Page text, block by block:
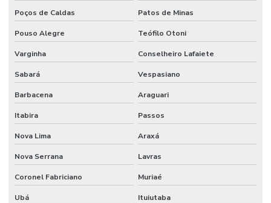
Poços de Caldas Patos de Minas
Pouso Alegre Teófilo Otoni
Varginha Conselheiro Lafaiete
Sabará Vespasiano
Barbacena Araguari
Itabira Passos
Nova Lima Araxá
Nova Serrana Lavras
Coronel Fabriciano Muriaé
Ubá Ituiutaba